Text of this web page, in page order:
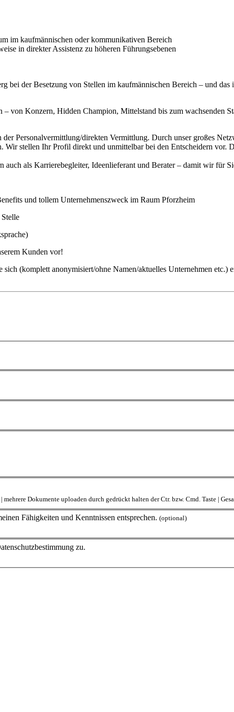
im kaufmännischen oder kommunikativen Bereich
in direkter Assistenz zu höheren Führungsebenen
bei der Besetzung von Stellen im kaufmännischen Bereich – und
– von Konzern, Hidden Champion, Mittelstand bis zum wachsenden
Personalvermittlung/direkten Vermittlung. Durch unser großes
stellen Ihr Profil direkt und unmittelbar bei den Entscheidern vor.
auch als Karrierebegleiter, Ideenlieferant und Berater – damit wir für
und tollem Unternehmenszweck im Raum Pforzheim
Kunden vor!
(komplett anonymisiert/ohne Namen/aktuelles Unternehmen
Dokumente uploaden durch gedrückt halten der Ctr. bzw. Cmd. Taste |
Fähigkeiten und Kenntnissen entsprechen. (optional)
zu.